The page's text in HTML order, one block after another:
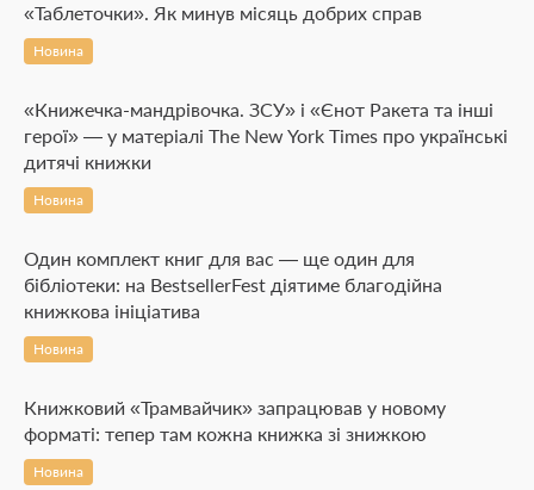
«Таблеточки». Як минув місяць добрих справ
Новина
«Книжечка-мандрівочка. ЗСУ» і «Єнот Ракета та інші
герої» — у матеріалі The New York Times про українські
дитячі книжки
Новина
Один комплект книг для вас — ще один для
бібліотеки: на BestsellerFest діятиме благодійна
книжкова ініціатива
Новина
Книжковий «Трамвайчик» запрацював у новому
форматі: тепер там кожна книжка зі знижкою
Новина